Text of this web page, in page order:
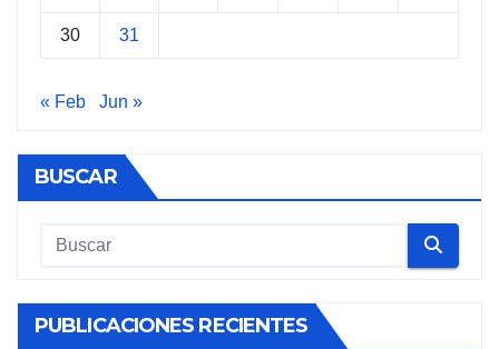
30 31
« Feb Jun »
BUSCAR
PUBLICACIONES RECIENTES